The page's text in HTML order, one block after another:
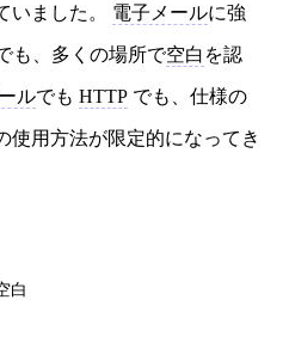
いました。 電子メールに強
も、多くの場所で空白 を認
ルでも HTTP でも、仕様の
使用方法が限定的になってき
白